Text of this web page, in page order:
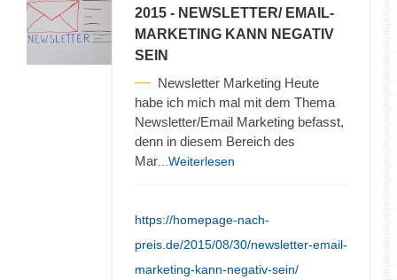
2015 - NEWSLETTER/ EMAIL-
MARKETING KANN NEGATIV
SEIN
Newsletter Marketing Heute
habe ich mich mal mit dem Thema
Newsletter/Email Marketing befasst,
denn in diesem Bereich des
Mar ...Weiterlesen
https://homepage-nach-
preis.de/2015/08/30/newsletter-email-
marketing-kann-negativ-sein/